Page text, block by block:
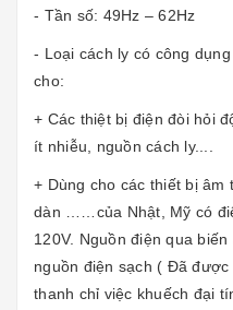
- Tần số: 49Hz – 62Hz
- Loại cách ly có công
cho:
+ Các thiệt bị điện đòi hỏi
ít nhiễu, nguồn cách ly....
+ Dùng cho các thiết bị
dàn ……của Nhật, Mỹ có
120V. Nguồn điện qua
nguồn điện sạch ( Đã
thanh chỉ việc khuếch đại